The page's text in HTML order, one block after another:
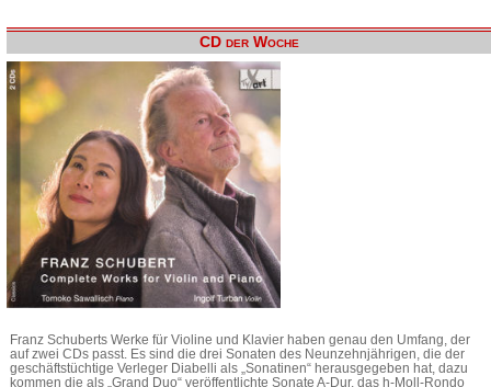
CD der Woche
Franz Schuberts Werke für Violine und Klavier haben genau den Umfang, der
auf zwei CDs passt. Es sind die drei Sonaten des Neunzehnjährigen, die der
geschäftstüchtige Verleger Diabelli als „Sonatinen“ herausgegeben hat, dazu
kommen die als „Grand Duo“ veröffentlichte Sonate A-Dur, das h-Moll-Rondo